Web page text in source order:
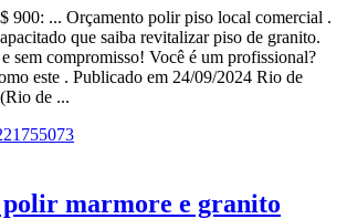
900: ... Orçamento polir piso local comercial .
que saiba revitalizar piso de granito.
sem compromisso! Você é um profissional?
este . Publicado em 24/09/2024 Rio de
de ...
marmore e granito